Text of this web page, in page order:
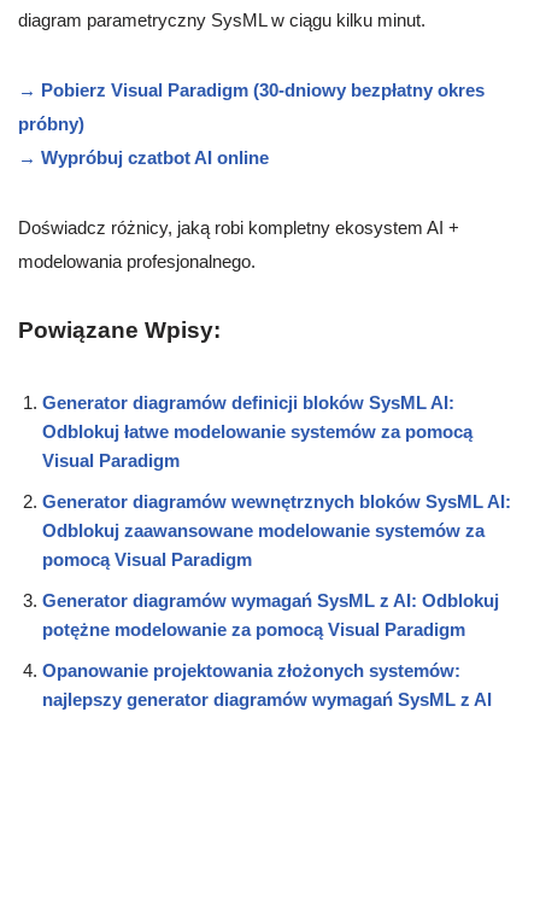
diagram parametryczny SysML w ciągu kilku minut.
→ Pobierz Visual Paradigm (30-dniowy bezpłatny okres
próbny)
→ Wypróbuj czatbot AI online
Doświadcz różnicy, jaką robi kompletny ekosystem AI +
modelowania profesjonalnego.
Powiązane Wpisy:
Generator diagramów definicji bloków SysML AI:
Odblokuj łatwe modelowanie systemów za pomocą
Visual Paradigm
Generator diagramów wewnętrznych bloków SysML AI:
Odblokuj zaawansowane modelowanie systemów za
pomocą Visual Paradigm
Generator diagramów wymagań SysML z AI: Odblokuj
potężne modelowanie za pomocą Visual Paradigm
Opanowanie projektowania złożonych systemów:
najlepszy generator diagramów wymagań SysML z AI